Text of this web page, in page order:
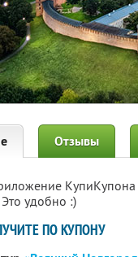
Отзывы
КупиКупона
удобно :)
ПО КУПОНУ